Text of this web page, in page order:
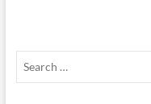
z
é
t
: